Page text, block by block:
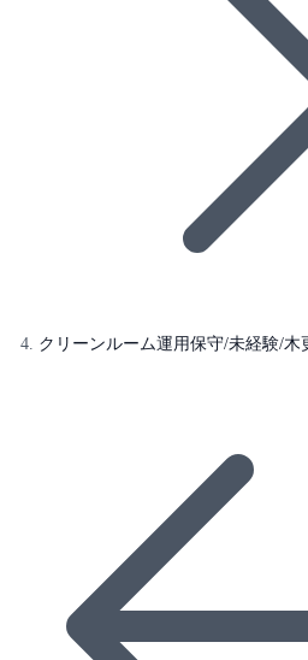
クリーンルーム運用保守/未経験/